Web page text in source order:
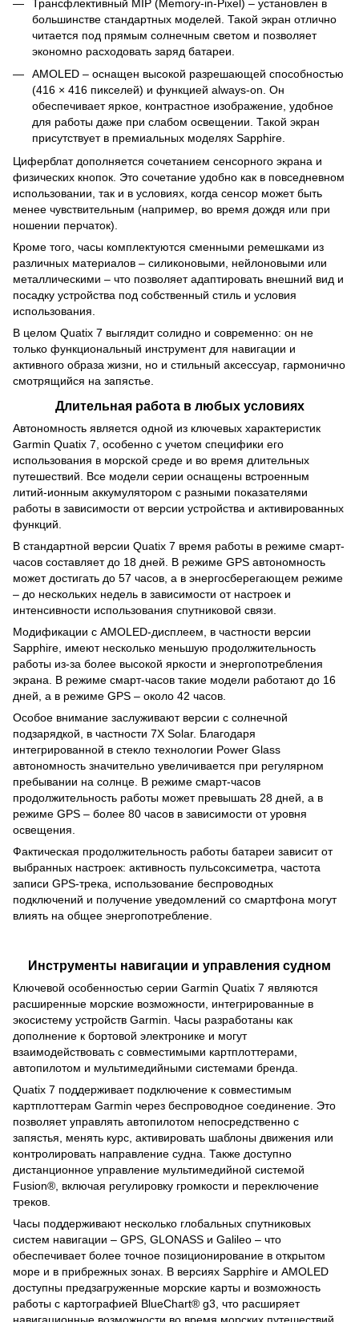
Трансфлективный MIP (Memory-in-Pixel) – установлен в
большинстве стандартных моделей. Такой экран отлично
читается под прямым солнечным светом и позволяет
экономно расходовать заряд батареи.
AMOLED – оснащен высокой разрешающей способностью
(416 × 416 пикселей) и функцией always-on. Он
обеспечивает яркое, контрастное изображение, удобное
для работы даже при слабом освещении. Такой экран
присутствует в премиальных моделях Sapphire.
Циферблат дополняется сочетанием сенсорного экрана и
физических кнопок. Это сочетание удобно как в повседневном
использовании, так и в условиях, когда сенсор может быть
менее чувствительным (например, во время дождя или при
ношении перчаток).
Кроме того, часы комплектуются сменными ремешками из
различных материалов – силиконовыми, нейлоновыми или
металлическими – что позволяет адаптировать внешний вид и
посадку устройства под собственный стиль и условия
использования.
В целом Quatix 7 выглядит солидно и современно: он не
только функциональный инструмент для навигации и
активного образа жизни, но и стильный аксессуар, гармонично
смотрящийся на запястье.
Длительная работа в любых условиях
Автономность является одной из ключевых характеристик
Garmin Quatix 7, особенно с учетом специфики его
использования в морской среде и во время длительных
путешествий. Все модели серии оснащены встроенным
литий-ионным аккумулятором с разными показателями
работы в зависимости от версии устройства и активированных
функций.
В стандартной версии Quatix 7 время работы в режиме смарт-
часов составляет до 18 дней. В режиме GPS автономность
может достигать до 57 часов, а в энергосберегающем режиме
– до нескольких недель в зависимости от настроек и
интенсивности использования спутниковой связи.
Модификации с AMOLED-дисплеем, в частности версии
Sapphire, имеют несколько меньшую продолжительность
работы из-за более высокой яркости и энергопотребления
экрана. В режиме смарт-часов такие модели работают до 16
дней, а в режиме GPS – около 42 часов.
Особое внимание заслуживают версии с солнечной
подзарядкой, в частности 7X Solar. Благодаря
интегрированной в стекло технологии Power Glass
автономность значительно увеличивается при регулярном
пребывании на солнце. В режиме смарт-часов
продолжительность работы может превышать 28 дней, а в
режиме GPS – более 80 часов в зависимости от уровня
освещения.
Фактическая продолжительность работы батареи зависит от
выбранных настроек: активность пульсоксиметра, частота
записи GPS-трека, использование беспроводных
подключений и получение уведомлений со смартфона могут
влиять на общее энергопотребление.
Инструменты навигации и управления судном
Ключевой особенностью серии Garmin Quatix 7 являются
расширенные морские возможности, интегрированные в
экосистему устройств Garmin. Часы разработаны как
дополнение к бортовой электронике и могут
взаимодействовать с совместимыми картплоттерами,
автопилотом и мультимедийными системами бренда.
Quatix 7 поддерживает подключение к совместимым
картплоттерам Garmin через беспроводное соединение. Это
позволяет управлять автопилотом непосредственно с
запястья, менять курс, активировать шаблоны движения или
контролировать направление судна. Также доступно
дистанционное управление мультимедийной системой
Fusion®, включая регулировку громкости и переключение
треков.
Часы поддерживают несколько глобальных спутниковых
систем навигации – GPS, GLONASS и Galileo – что
обеспечивает более точное позиционирование в открытом
море и в прибрежных зонах. В версиях Sapphire и AMOLED
доступны предзагруженные морские карты и возможность
работы с картографией BlueChart® g3, что расширяет